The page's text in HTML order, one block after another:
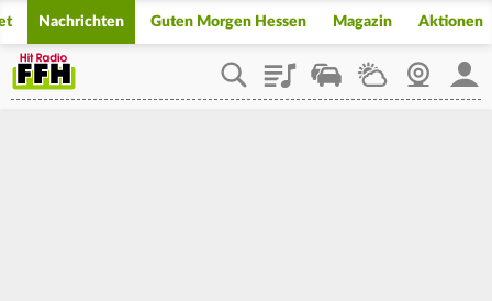
Nachrichten Guten Morgen Hessen Magazin Aktionen
PlaylistStaupilotWetterWebcam